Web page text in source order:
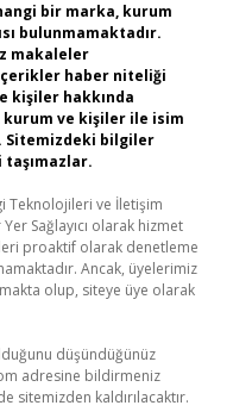
bir marka, kurum
bulunmamaktadır.
makaleler
haber niteliği
kişiler hakkında
kurum ve kişiler ile isim
Sitemizdeki bilgiler
Teknolojileri ve İletişim
Sağlayıcı olarak hizmet
proaktif olarak denetleme
Ancak, üyelerimiz
olup, siteye üye olarak
düşündüğünüz
adresine bildirmeniz
sitemizden kaldırılacaktır.